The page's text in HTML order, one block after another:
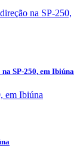
SP-250, em Ibiúna